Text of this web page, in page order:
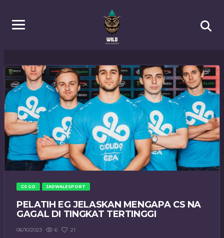
CS GO JADWALESPORT
PELATIH EG JELASKAN MENGAPA CS NA
GAGAL DI TINGKAT TERTINGGI
06/10/2023 6 21